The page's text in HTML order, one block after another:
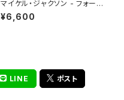
マイケル・ジャクソン - フォーエ
ヴァー・マイケル[クリア・レッド]
(LP重量盤)
¥6,600
LINE ポスト